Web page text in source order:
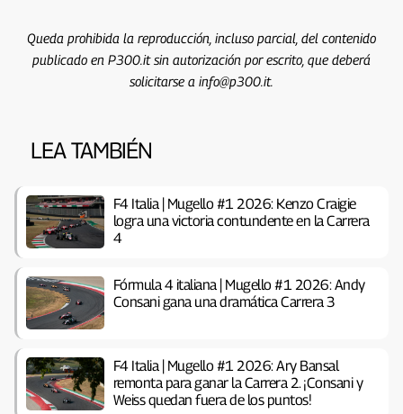
Queda prohibida la reproducción, incluso parcial, del contenido
publicado en P300.it sin autorización por escrito, que deberá
solicitarse a info@p300.it.
LEA TAMBIÉN
F4 Italia | Mugello #1 2026: Kenzo Craigie
logra una victoria contundente en la Carrera
4
Fórmula 4 italiana | Mugello #1 2026: Andy
Consani gana una dramática Carrera 3
F4 Italia | Mugello #1 2026: Ary Bansal
remonta para ganar la Carrera 2. ¡Consani y
Weiss quedan fuera de los puntos!